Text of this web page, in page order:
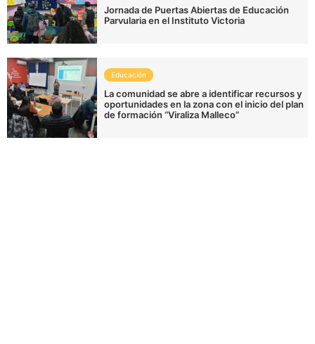
Jornada de Puertas Abiertas de Educación
Parvularia en el Instituto Victoria
Educación
La comunidad se abre a identificar recursos y
oportunidades en la zona con el inicio del plan
de formación “Viraliza Malleco”